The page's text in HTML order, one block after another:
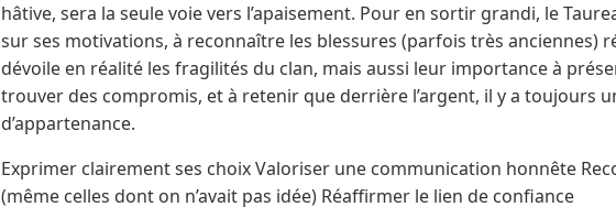
hâtive, sera la seule voie vers l’apaisement. Pour en sortir grandi, le
sur ses motivations, à reconnaître les blessures (parfois très anciennes)
dévoile en réalité les fragilités du clan, mais aussi leur importance à
trouver des compromis, et à retenir que derrière l’argent, il y a toujours
d’appartenance.
Exprimer clairement ses choix Valoriser une communication honnête
(même celles dont on n’avait pas idée) Réaffirmer le lien de confiance